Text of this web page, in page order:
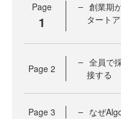
Page
1
創業期
タート
Page 2
全員で
接する
Page 3 なぜ